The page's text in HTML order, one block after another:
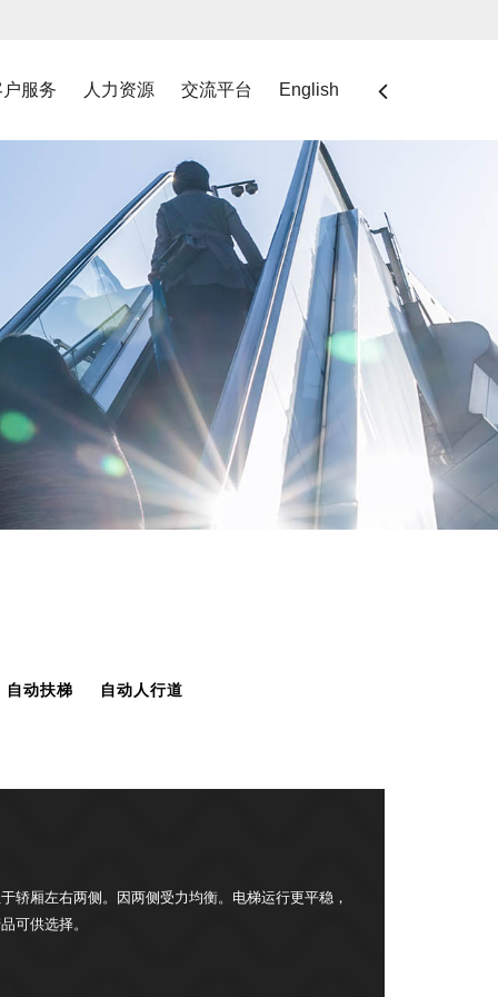
服务 人力资源 交流平台 English
自动扶梯 自动人行道
轿厢左右两侧。因两侧受力均衡。电梯运行更平稳，
可供选择。